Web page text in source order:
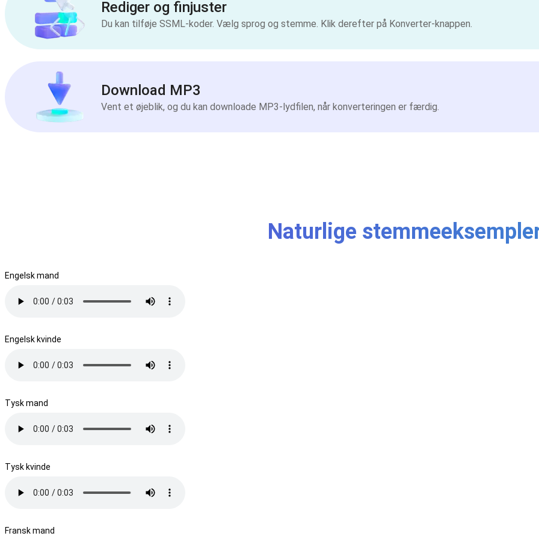
Rediger og finjuster
Du kan tilføje SSML-koder. Vælg sprog og stemme. Klik derefter på Konverter-knappen.
Download MP3
Vent et øjeblik, og du kan downloade MP3-lydfilen, når konverteringen er færdig.
Naturlige
Engelsk mand
Engelsk kvinde
Tysk mand
Tysk kvinde
Fransk mand